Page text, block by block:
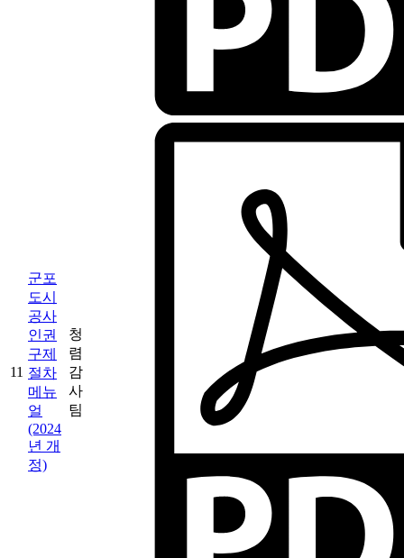
11
군포
도시
공사
인권
구제
절차
메뉴
얼
(2024
년 개
정)
청
렴
감
사
팀